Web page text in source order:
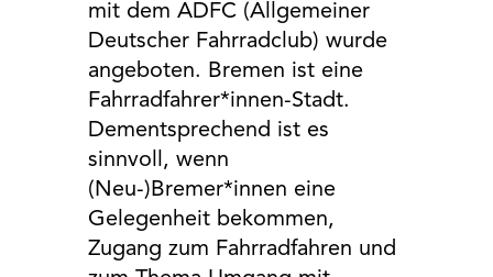
mit dem ADFC (Allgemeiner
Deutscher Fahrradclub) wurde
angeboten. Bremen ist eine
Fahrradfahrer*innen-Stadt.
Dementsprechend ist es
sinnvoll, wenn
(Neu-)Bremer*innen eine
Gelegenheit bekommen,
Zugang zum Fahrradfahren und